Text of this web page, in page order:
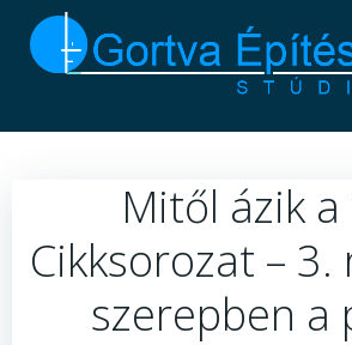
to
content
Mitől ázik a
Cikksorozat – 3.
szerepben a